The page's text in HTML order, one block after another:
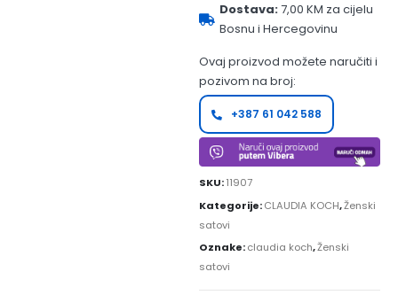
Dostava:7,00 KM za cijelu
Bosnu i Hercegovinu
Ovaj proizvod možete naručiti i
pozivom na broj:
+387 61 042 588
SKU:11907
Kategorije:CLAUDIA KOCH,Ženski
satovi
Oznake:claudia koch,Ženski
satovi